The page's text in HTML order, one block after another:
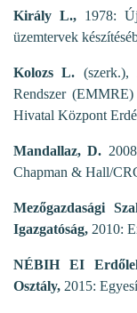
Király L., 1978:
üzemtervek
Kolozs L.
Rendszer (EMMRE)
Hivatal Központ
Mandallaz, D. 2008
Chapman & Hall/
Mezőgazdasági
Igazgatóság, 2010:
NÉBIH EI
Osztály, 2015: